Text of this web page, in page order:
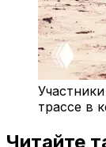
трассе в
Читайте